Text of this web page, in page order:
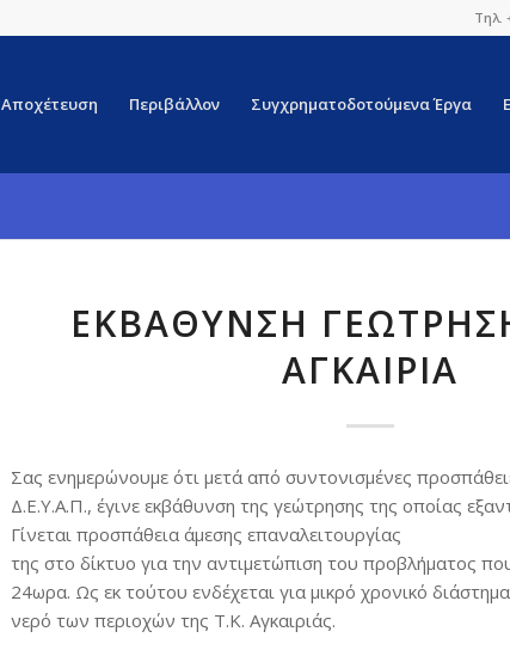
Τηλ.
Αποχέτευση Περιβάλλον Συγχρηματοδοτούμενα Έργα
ΕΚΒΆΘΥΝΣΗ
ΑΓΚΑΙΡΙΆ
Σας ενημερώνουμε ότι μετά από συντονισμένες
Δ.Ε.Υ.Α.Π., έγινε εκβάθυνση της γεώτρησης της οποίας
Γίνεται προσπάθεια άμεσης επαναλειτουργίας
της στο δίκτυο για την αντιμετώπιση του προβλήματος
24ωρα. Ως εκ τούτου ενδέχεται για μικρό χρονικό
νερό των περιοχών της Τ.Κ. Αγκαιριάς.